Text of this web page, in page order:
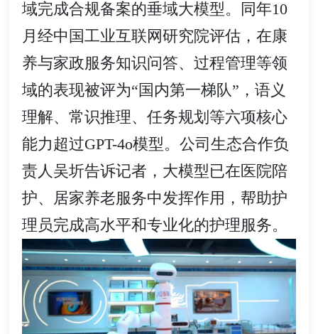
域完成合规备案的垂域大模型。同年10
月经中国工业互联网研究院评估，在康
养与家政服务知识问答、过程管理等领
域的表现被评为“国内第一梯队”，语义
理解、常识推理、任务规划等六项核心
能力超过GPT-4o模型。公司生态合作负
责人吴圻告诉记者，大模型已在医院陪
护、居家养老服务中发挥作用，帮助护
理员完成高水平和专业化的护理服务。